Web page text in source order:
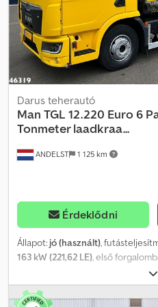
GARANTÁLT TULAJDONSÁGOK.
ÁSZF SZERINT TÖRTÉNIK.
ANDELST 1 125 km
Darus teherautó
Man TGL 12.220 Euro 6
Tonmeter laadkraa...
Érdeklődni
Állapot: jó (használt),
163 kW (221,62 LE), első
, abroncs
tengelyelrendezés:4x2,
szín:sárga, vezetőfülke:nappali